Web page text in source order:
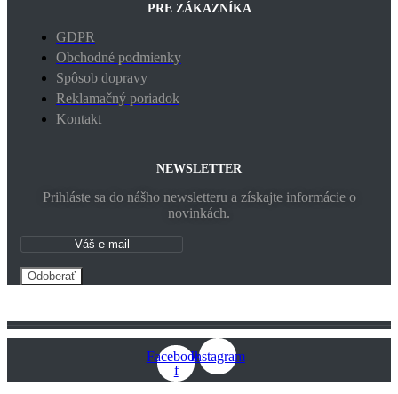
PRE ZÁKAZNÍKA
GDPR
Obchodné podmienky
Spôsob dopravy
Reklamačný poriadok
Kontakt
NEWSLETTER
Prihláste sa do nášho newsletteru a získajte informácie o
novinkách.
Odoberať
Facebook-
f
Instagram